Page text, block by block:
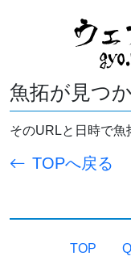
魚拓が見つ
そのURLと日時で魚
TOPへ戻る
TOP